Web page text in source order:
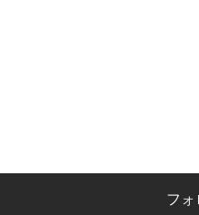
フォ